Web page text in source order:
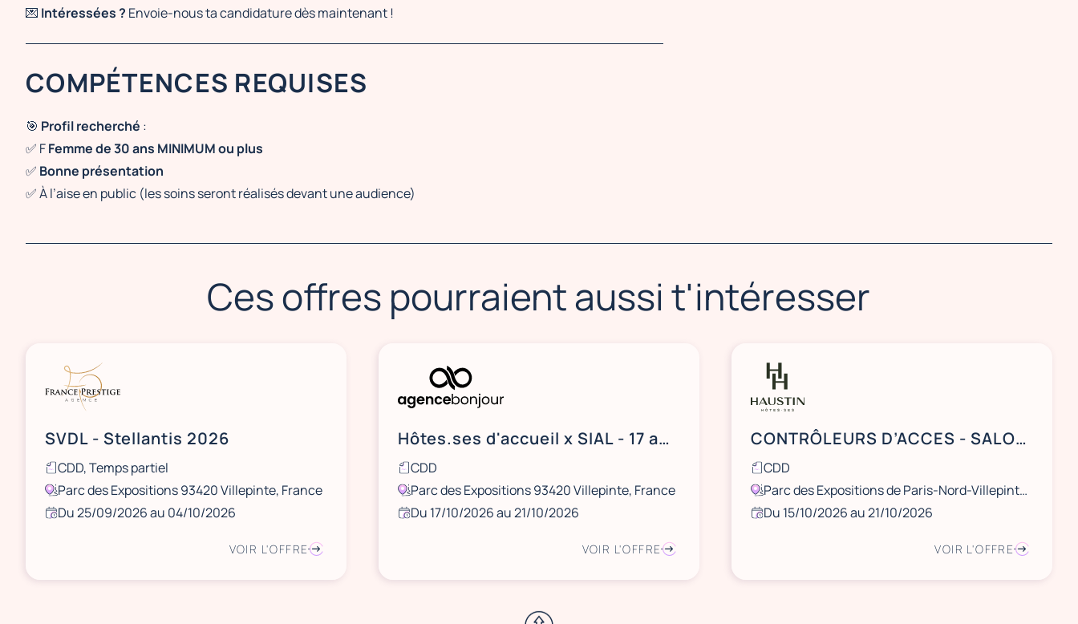
💌 Intéressées ? Envoie-nous ta candidature dès maintenant !
COMPÉTENCES REQUISES
🎯 Profil recherché :
✅ FFemme de 30 ans MINIMUM ou plus
✅ Bonne présentation
✅ À l’aise en public (les soins seront réalisés devant une audience)
Ces offres pourraient aussi t'intéresser
SVDL - Stellantis 2026
CDD, Temps partiel
Parc des Expositions 93420 Villepinte, France
Du 25/09/2026 au 04/10/2026
VOIR L'OFFRE
Hôtes.ses d'accueil x SIAL - 17 au 21 octobre 2026 - Paris
CDD
Parc des Expositions 93420 Villepinte, France
Du 17/10/2026 au 21/10/2026
VOIR L'OFFRE
CONTRÔLEURS D’ACCES - SALON SIAL OCTOBRE 2026- PARIS NORD VILLEPINTE ( RER B)
CDD
Parc des Expositions de Paris-Nord-Villepinte, Seine-Saint-Denis, France
Du 15/10/2026 au 21/10/2026
VOIR L'OFFRE